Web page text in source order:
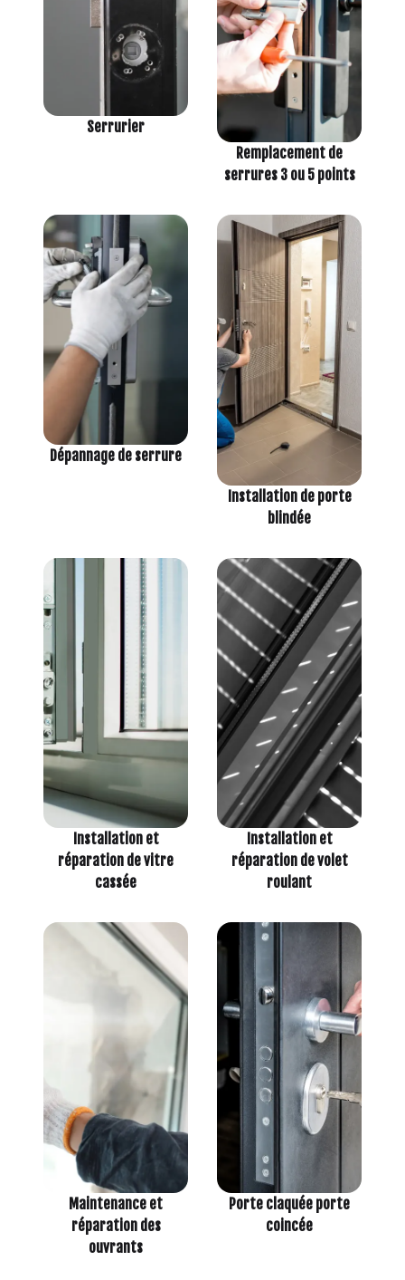
Serrurier
Remplacement de
serrures 3 ou 5 points
Dépannage de serrure
Installation de porte
blindée
Installation et
réparation de vitre
cassée
Installation et
réparation de volet
roulant
Maintenance et
réparation des
ouvrants
Porte claquée porte
coincée